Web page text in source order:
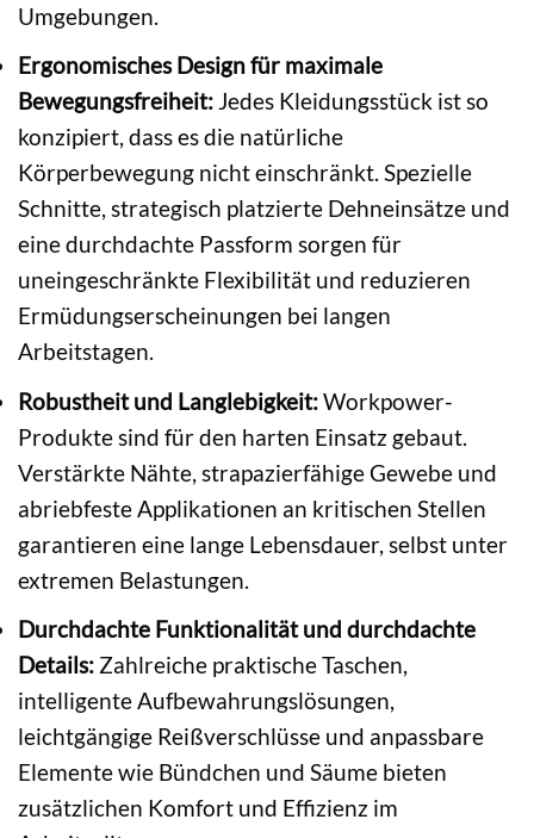
Umgebungen.
Ergonomisches Design für maximale
Bewegungsfreiheit: Jedes Kleidungsstück ist so
konzipiert, dass es die natürliche
Körperbewegung nicht einschränkt. Spezielle
Schnitte, strategisch platzierte Dehneinsätze und
eine durchdachte Passform sorgen für
uneingeschränkte Flexibilität und reduzieren
Ermüdungserscheinungen bei langen
Arbeitstagen.
Robustheit und Langlebigkeit:Workpower-
Produkte sind für den harten Einsatz gebaut.
Verstärkte Nähte, strapazierfähige Gewebe und
abriebfeste Applikationen an kritischen Stellen
garantieren eine lange Lebensdauer, selbst unter
extremen Belastungen.
Durchdachte Funktionalität und durchdachte
Details: Zahlreiche praktische Taschen,
intelligente Aufbewahrungslösungen,
leichtgängige Reißverschlüsse und anpassbare
Elemente wie Bündchen und Säume bieten
zusätzlichen Komfort und Effizienz im